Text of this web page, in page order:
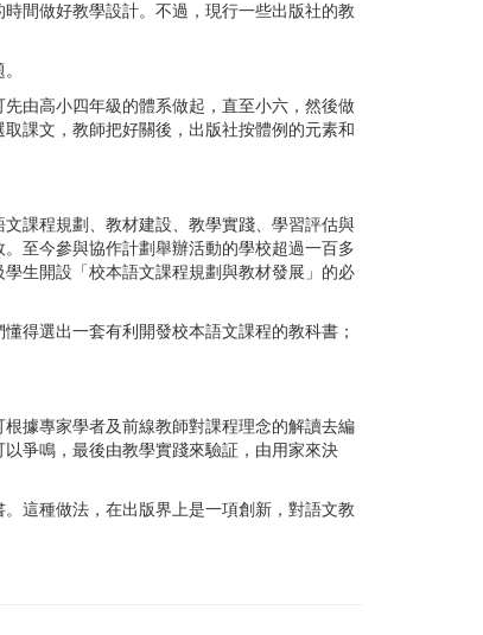
間做好教學設計。不過，現行一些出版社的教
由高小四年級的體系做起，直至小六，然後做
課文，教師把好關後，出版社按體例的元素和
課程規劃、教材建設、教學實踐、學習評估與
至今參與協作計劃舉辦活動的學校超過一百多
生開設「校本語文課程規劃與教材發展」的必
得選出一套有利開發校本語文課程的教科書；
據專家學者及前線教師對課程理念的解讀去編
爭鳴，最後由教學實踐來驗証，由用家來決
這種做法，在出版界上是一項創新，對語文教